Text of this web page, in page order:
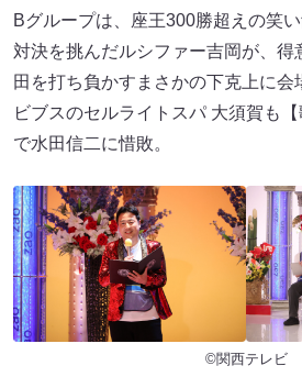
Bグループは、座王300勝超えの笑い
対決を挑んだルシファー吉岡が、得
田を打ち負かすまさかの下克上に会
ビブスのセルライトスパ 大須賀も
で水田信二に惜敗。
©関西テレビ